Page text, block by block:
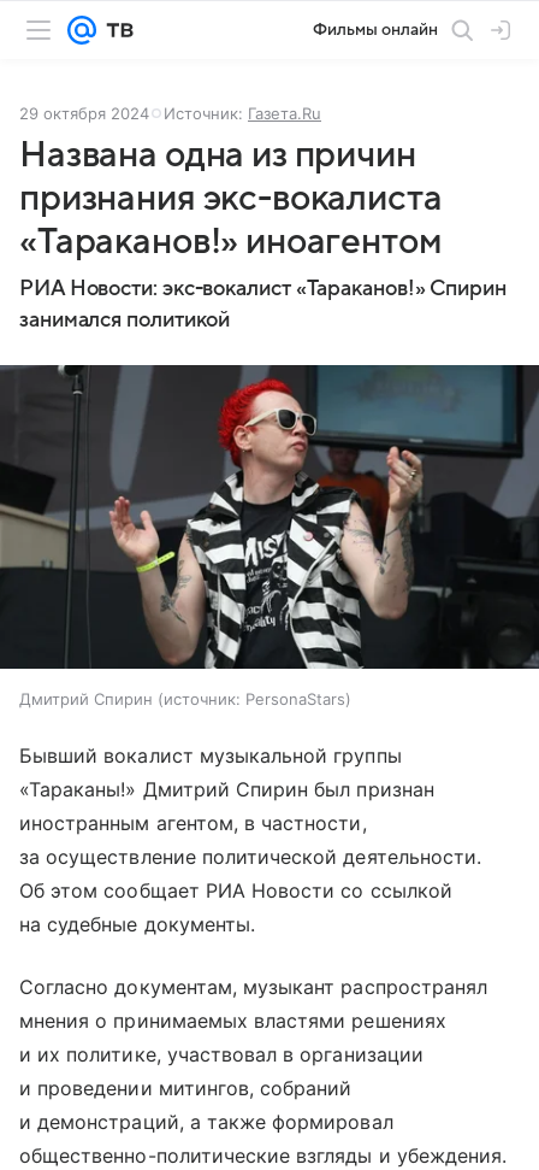
Фильмы онлайн
29 октября 2024 Источник: Газета.Ru
Названа одна из причин
признания экс-вокалиста
«Тараканов!» иноагентом
РИА Новости: экс-вокалист «Тараканов!» Спирин
занимался политикой
Дмитрий Спирин источник: PersonaStars
Бывший вокалист музыкальной группы
«Тараканы!» Дмитрий Спирин был признан
иностранным агентом, в частности,
за осуществление политической деятельности.
Об этом сообщает РИА Новости со ссылкой
на судебные документы.
Согласно документам, музыкант распространял
мнения о принимаемых властями решениях
и их политике, участвовал в организации
и проведении митингов, собраний
и демонстраций, а также формировал
общественно-политические взгляды и убеждения.